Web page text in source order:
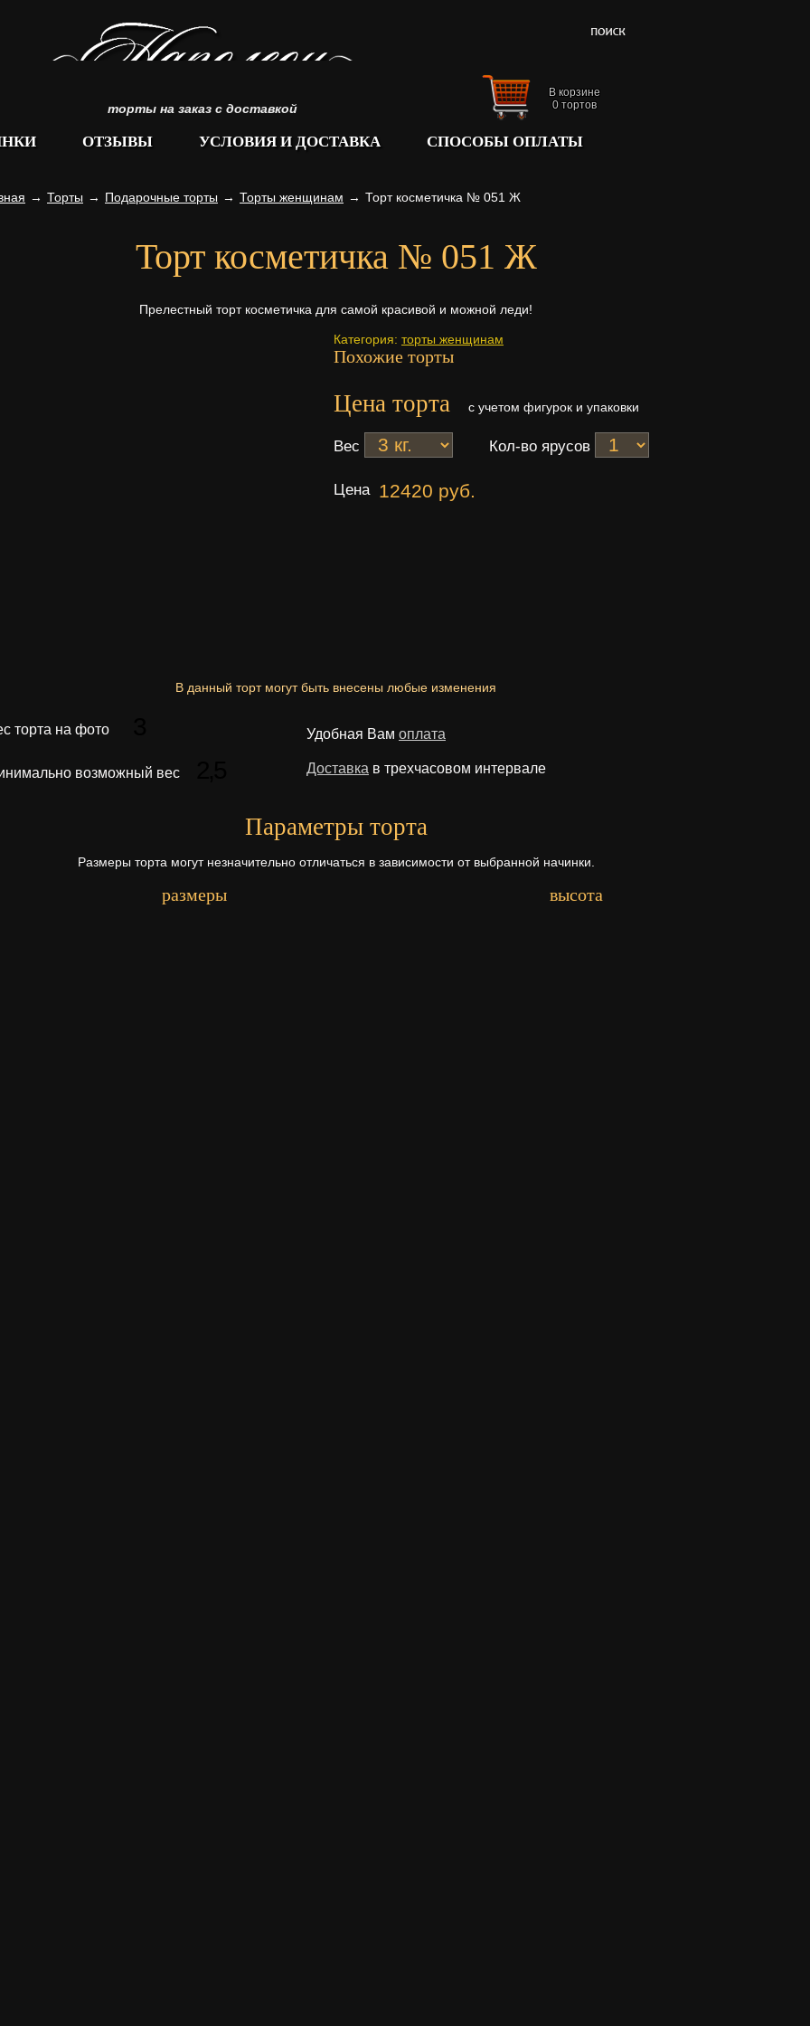
торты на заказ с доставкой
В корзине
0 тортов
ОТЗЫВЫ УСЛОВИЯ И ДОСТАВКА СПОСОБЫ ОПЛАТЫ
→ Торты → Подарочные торты → Торты женщинам → Торт косметичка № 051 Ж
Торт косметичка № 051 Ж
Прелестный торт косметичка для самой красивой и можной леди!
Категория: торты женщинам
Похожие торты
Цена торта с учетом фигурок и упаковки
Вес Кол-во ярусов
Цена 12420 руб.
В данный торт могут быть внесены любые изменения
торта на фото
возможный вес
Удобная Вам оплата
Доставка в трехчасовом интервале
Параметры торта
Размеры торта могут незначительно отличаться в зависимости от выбранной начинки.
размеры высота